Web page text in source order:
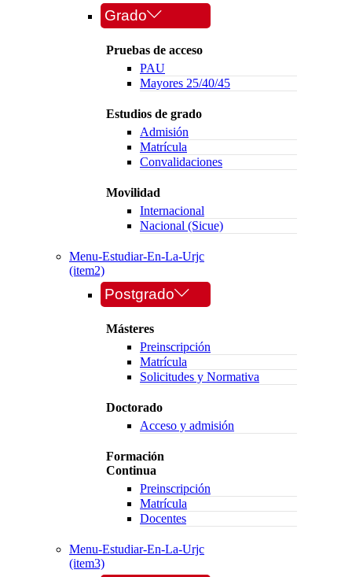
Grado
Pruebas de acceso
PAU
Mayores 25/40/45
Estudios de grado
Admisión
Matrícula
Convalidaciones
Movilidad
Internacional
Nacional (Sicue)
Menu-Estudiar-En-La-Urjc
(item2)
Postgrado
Másteres
Preinscripción
Matrícula
Solicitudes y Normativa
Doctorado
Acceso y admisión
Formación
Continua
Preinscripción
Matrícula
Docentes
Menu-Estudiar-En-La-Urjc
(item3)